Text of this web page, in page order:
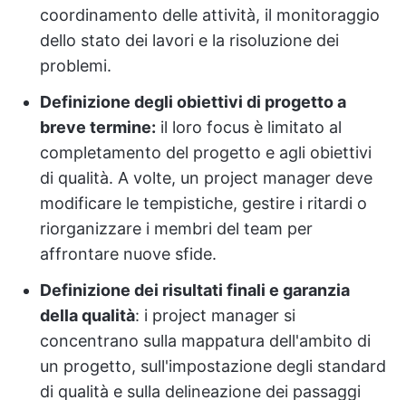
coordinamento delle attività, il monitoraggio
dello stato dei lavori e la risoluzione dei
problemi.
Definizione degli obiettivi di progetto a
breve termine: il loro focus è limitato al
completamento del progetto e agli obiettivi
di qualità. A volte, un project manager deve
modificare le tempistiche, gestire i ritardi o
riorganizzare i membri del team per
affrontare nuove sfide.
Definizione dei risultati finali e garanzia
della qualità: i project manager si
concentrano sulla mappatura dell'ambito di
un progetto, sull'impostazione degli standard
di qualità e sulla delineazione dei passaggi